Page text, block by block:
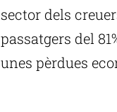
sector dels
passatgers del
unes pèrdues